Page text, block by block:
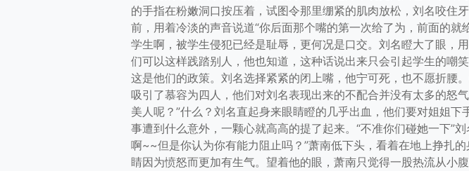
的手指在粉嫩洞口按压着，试图令那里绷紧的肌肉放松，刘名咬住
前，用着冷淡的声音说道“你后面那个嘴的第一次给了为，前面的
学生啊，被学生侵犯已经是耻辱，更何况是口交。刘名瞪大了眼，
们可以这样践踏别人，他也知道，这种话说出来只会引起学生的嘲
这是他们的政策。刘名选择紧紧的闭上嘴，他宁可死，也不愿折腰
吸引了慕容为四人，他们对刘名表现出来的不配合并没有太多的怒
美人呢？”什么？刘名直起身来眼睛瞪的几乎出血，他们要对姐姐
事遭到什么意外，一颗心就高高的提了起来。“不准你们碰她一下”
啊~~但是你认为你有能力阻止吗？”萧南低下头，看着在地上挣扎
睛因为愤怒而更加有生气。望着他的眼，萧南只觉得一股热流从小